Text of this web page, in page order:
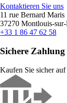
Kontaktieren Sie uns
11 rue Bernard Maris
37270 Montlouis-
+33 1 86 47 62 58
Sichere Zahlung
Kaufen Sie sicher auf